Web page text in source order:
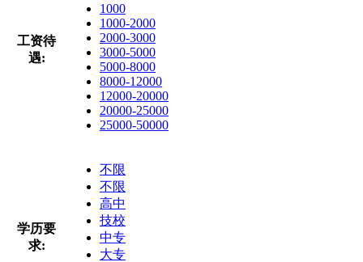
工资待
遇:
1000
1000-2000
2000-3000
3000-5000
5000-8000
8000-12000
12000-20000
20000-25000
25000-50000
学历要
求:
不限
不限
高中
技校
中专
大专